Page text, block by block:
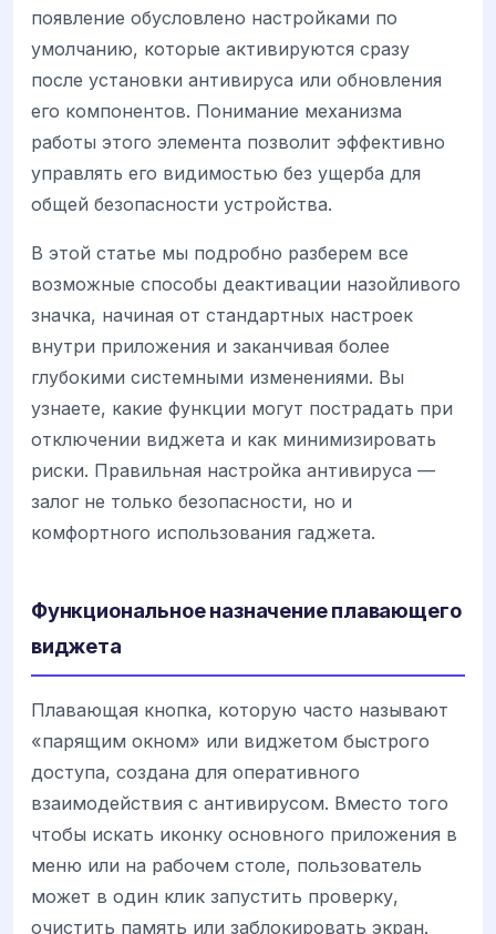
появление обусловлено настройками по
умолчанию, которые активируются сразу
после установки антивируса или обновления
его компонентов. Понимание механизма
работы этого элемента позволит эффективно
управлять его видимостью без ущерба для
общей безопасности устройства.
В этой статье мы подробно разберем все
возможные способы деактивации назойливого
значка, начиная от стандартных настроек
внутри приложения и заканчивая более
глубокими системными изменениями. Вы
узнаете, какие функции могут пострадать при
отключении виджета и как минимизировать
риски. Правильная настройка антивируса —
залог не только безопасности, но и
комфортного использования гаджета.
Функциональное назначение плавающего
виджета
Плавающая кнопка, которую часто называют
«парящим окном» или виджетом быстрого
доступа, создана для оперативного
взаимодействия с антивирусом. Вместо того
чтобы искать иконку основного приложения в
меню или на рабочем столе, пользователь
может в один клик запустить проверку,
очистить память или заблокировать экран.